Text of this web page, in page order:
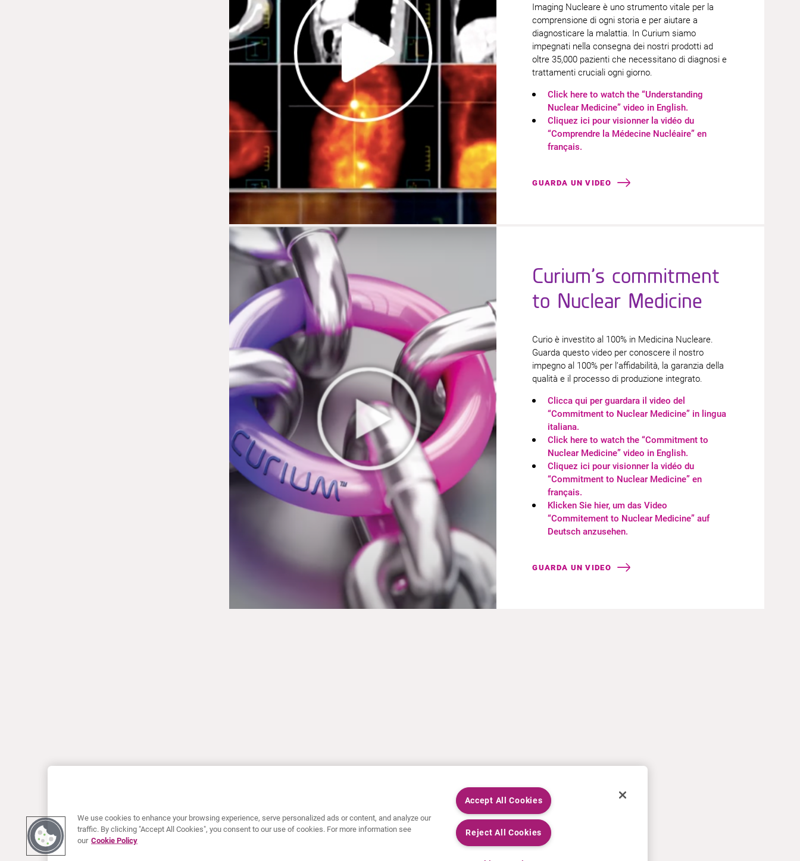
Imaging Nucleare è uno strumento vitale per la
comprensione di ogni storia e per aiutare a
diagnosticare la malattia. In Curium siamo
impegnati nella consegna dei nostri prodotti ad
oltre 35,000 pazienti che necessitano di diagnosi e
trattamenti cruciali ogni giorno.
Click here to watch the “Understanding
Nuclear Medicine” video in English.​​
Cliquez ici pour visionner la vidéo du
“Comprendre la Médecine Nucléaire” en
français.​
GUARDA UN VIDEO
Curium’s commitment
to Nuclear Medicine
Curio è investito al 100% in Medicina Nucleare.
Guarda questo video per conoscere il nostro
impegno al 100% per l’affidabilità, la garanzia della
qualità e il processo di produzione integrato.
Clicca qui per guardara il video del
“Commitment to Nuclear Medicine” in lingua
italiana.​
Click here to watch the “Commitment to
Nuclear Medicine” video in English.​​
Cliquez ici pour visionner la vidéo du
“Commitment to Nuclear Medicine” en
français.​
Klicken Sie hier, um das Video
“Commitement to Nuclear Medicine” auf
Deutsch anzusehen.
GUARDA UN VIDEO
We use cookies to enhance your browsing experience, serve personalized ads or content, and analyze our
traffic. By clicking "Accept All Cookies", you consent to our use of cookies. For more information see
our Cookie Policy
Accept All Cookies
Reject All Cookies